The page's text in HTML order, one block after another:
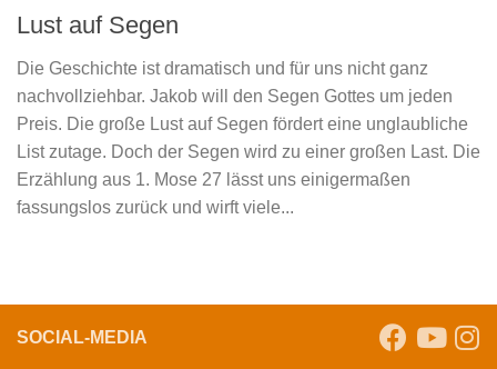
Lust auf Segen
Die Geschichte ist dramatisch und für uns nicht ganz
nachvollziehbar. Jakob will den Segen Gottes um jeden
Preis. Die große Lust auf Segen fördert eine unglaubliche
List zutage. Doch der Segen wird zu einer großen Last. Die
Erzählung aus 1. Mose 27 lässt uns einigermaßen
fassungslos zurück und wirft viele...
SOCIAL-MEDIA